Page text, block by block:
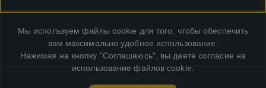
Мы используем файлы cookie для того, чтобы обеспечить
вам максимально удобное использование.
Нажимая на кнопку "Соглашаюсь", вы даете согласие на
использование файлов cookie.